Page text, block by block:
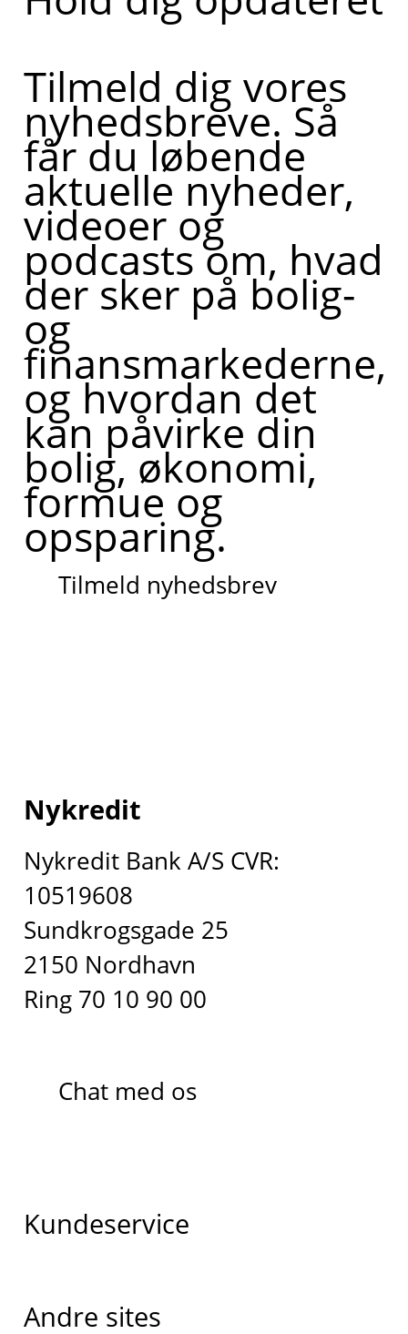
Tilmeld dig vores
nyhedsbreve. Så
får du løbende
aktuelle nyheder,
videoer og
podcasts om, hvad
der sker på bolig-
og
finansmarkederne,
og hvordan det
kan påvirke din
bolig, økonomi,
formue og
opsparing.
Tilmeld nyhedsbrev
Nykredit
Nykredit Bank A/S CVR:
10519608
Sundkrogsgade 25
2150 Nordhavn
Ring 70 10 90 00
Chat med os
Kundeservice
Andre sites